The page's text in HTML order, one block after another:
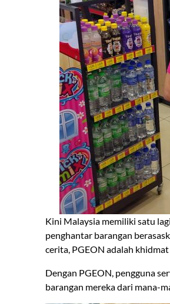
Kini Malaysia memiliki satu
penghantar barangan
cerita, PGEON adalah
Dengan PGEON, pengguna
barangan mereka dari mana-